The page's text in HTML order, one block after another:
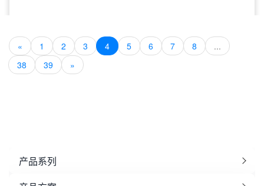
理平台：在对企业全域文件实现统一存储、高效协同、
« 1 2 3 4 5 6 7 8
...
38
39 »
产品系列